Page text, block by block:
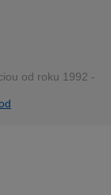
od roku 1992 -